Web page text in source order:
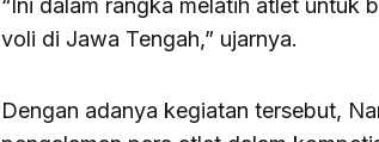
“Ini dalam rangka melatih atlet
voli di Jawa Tengah,” ujarnya.
Dengan adanya kegiatan tersebut,